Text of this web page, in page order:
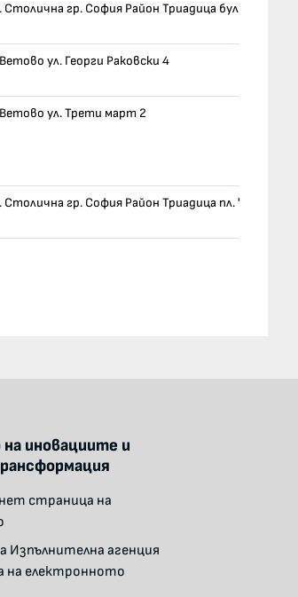
гр. София Район Триадица бул.
ул. Георги Раковски 4
ул. Трети март 2
гр. София Район Триадица пл.
иновациите и
страница на
Изпълнителна агенция
електронното